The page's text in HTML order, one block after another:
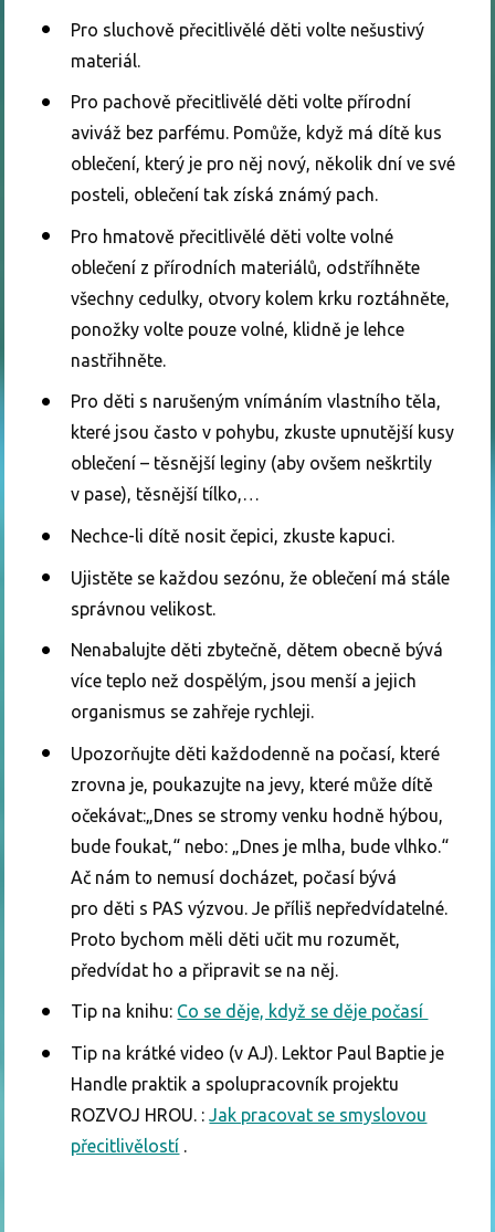
Pro sluchově přecitlivělé děti volte nešustivý
materiál.
Pro pachově přecitlivělé děti volte přírodní
aviváž bez parfému. Pomůže, když má dítě kus
oblečení, který je pro něj nový, několik dní ve své
posteli, oblečení tak získá známý pach.
Pro hmatově přecitlivělé děti volte volné
oblečení z přírodních materiálů, odstříhněte
všechny cedulky, otvory kolem krku roztáhněte,
ponožky volte pouze volné, klidně je lehce
nastřihněte.
Pro děti s narušeným vnímáním vlastního těla,
které jsou často v pohybu, zkuste upnutější kusy
oblečení – těsnější leginy (aby ovšem neškrtily
v pase), těsnější tílko,…
Nechce-li dítě nosit čepici, zkuste kapuci.
Ujistěte se každou sezónu, že oblečení má stále
správnou velikost.
Nenabalujte děti zbytečně, dětem obecně bývá
více teplo než dospělým, jsou menší a jejich
organismus se zahřeje rychleji.
Upozorňujte děti každodenně na počasí, které
zrovna je, poukazujte na jevy, které může dítě
očekávat:„Dnes se stromy venku hodně hýbou,
bude foukat,“ nebo: „Dnes je mlha, bude vlhko.“
Ač nám to nemusí docházet, počasí bývá
pro děti s PAS výzvou. Je příliš nepředvídatelné.
Proto bychom měli děti učit mu rozumět,
předvídat ho a připravit se na něj.
Tip na knihu: Co se děje, když se děje počasí
Tip na krátké video (v AJ). Lektor Paul Baptie je
Handle praktik a spolupracovník projektu
ROZVOJ HROU. :Jak pracovat se smyslovou
přecitlivělostí .